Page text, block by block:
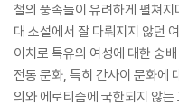
철의 풍속들이 유려하게 펼쳐
대 소설에서 잘 다뤄지지 않던
이치로 특유의 여성에 대한 숭
전통 문화, 특히 간사이 문화에
의와 에로티즘에 국한되지 않